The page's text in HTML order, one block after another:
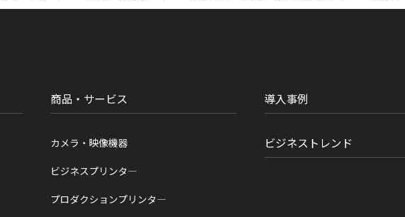
商品・サービス
カメラ・映像機器
ビジネスプリンタ―
プロダクションプリンタ―
導入事例
ビジネストレンド